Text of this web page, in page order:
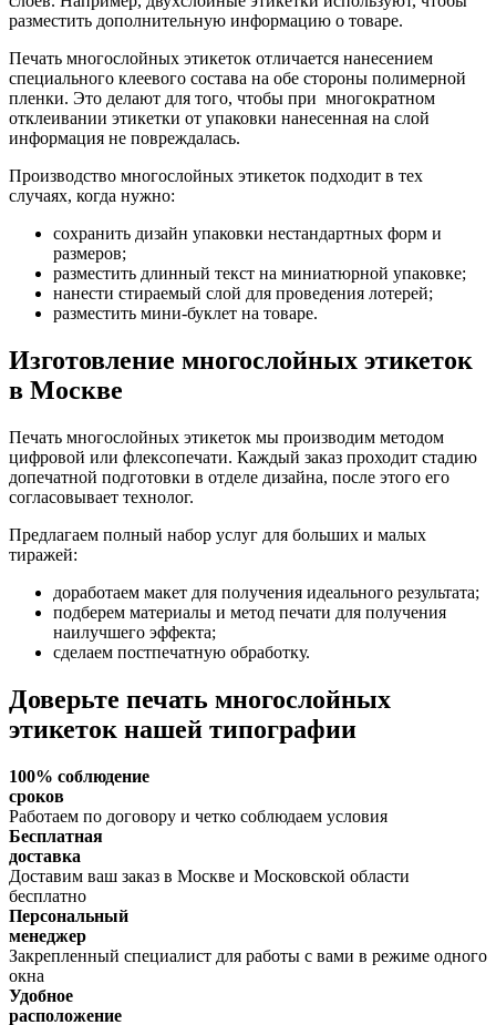
разместить дополнительную информацию о товаре.
Печать многослойных этикеток отличается нанесением
специального клеевого состава на обе стороны полимерной
пленки. Это делают для того, чтобы при многократном
отклеивании этикетки от упаковки нанесенная на слой
информация не повреждалась.
Производство многослойных этикеток подходит в тех
случаях, когда нужно:
сохранить дизайн упаковки нестандартных форм и
размеров;
разместить длинный текст на миниатюрной упаковке;
нанести стираемый слой для проведения лотерей;
разместить мини-буклет на товаре.
Изготовление многослойных этикеток
в Москве
Печать многослойных этикеток мы производим методом
цифровой или флексопечати. Каждый заказ проходит стадию
допечатной подготовки в отделе дизайна, после этого его
согласовывает технолог.
Предлагаем полный набор услуг для больших и малых
тиражей:
доработаем макет для получения идеального результата;
подберем материалы и метод печати для получения
наилучшего эффекта;
сделаем постпечатную обработку.
Доверьте печать многослойных
этикеток нашей типографии
100% соблюдение
сроков
Работаем по договору и четко соблюдаем условия
Бесплатная
доставка
Доставим ваш заказ в Москве и Московской области
бесплатно
Персональный
менеджер
Закрепленный специалист для работы с вами в режиме одного
окна
Удобное
расположение